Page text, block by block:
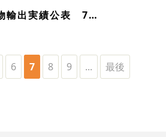
輸出実績公表 7…
6 7 8 9 ... 最後